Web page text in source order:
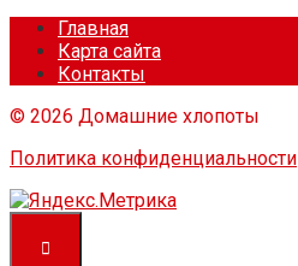
Главная
Карта сайта
Контакты
© 2026 Домашние хлопоты
Политика конфиденциальности